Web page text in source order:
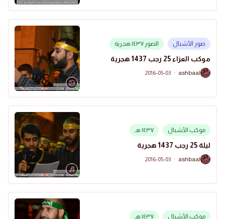
صور الأشبال الصور ١٤٣٧ هجرية
موكب العزاء 25 رجب 1437 هجرية
A
ashbaal
·
2016-05-03
موكب الأشبال ١٤٣٧ هـ
ليلة 25 رجب 1437 هجرية
A
ashbaal
·
2016-05-03
موكب الأشبال ١٤٣٧ هـ